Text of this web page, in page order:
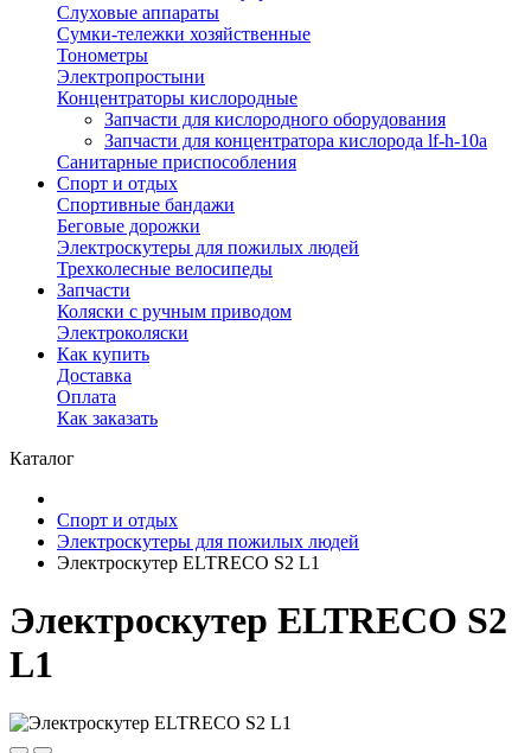
Слуховые аппараты
Сумки-тележки хозяйственные
Тонометры
Электропростыни
Концентраторы кислородные
Запчасти для кислородного оборудования
Запчасти для концентратора кислорода lf-h-10a
Санитарные приспособления
Спорт и отдых
Спортивные бандажи
Беговые дорожки
Электроскутеры для пожилых людей
Трехколесные велосипеды
Запчасти
Коляски с ручным приводом
Электроколяски
Как купить
Доставка
Оплата
Как заказать
Каталог
Спорт и отдых
Электроскутеры для пожилых людей
Электроскутер ELTRECO S2 L1
Электроскутер ELTRECO S2
L1